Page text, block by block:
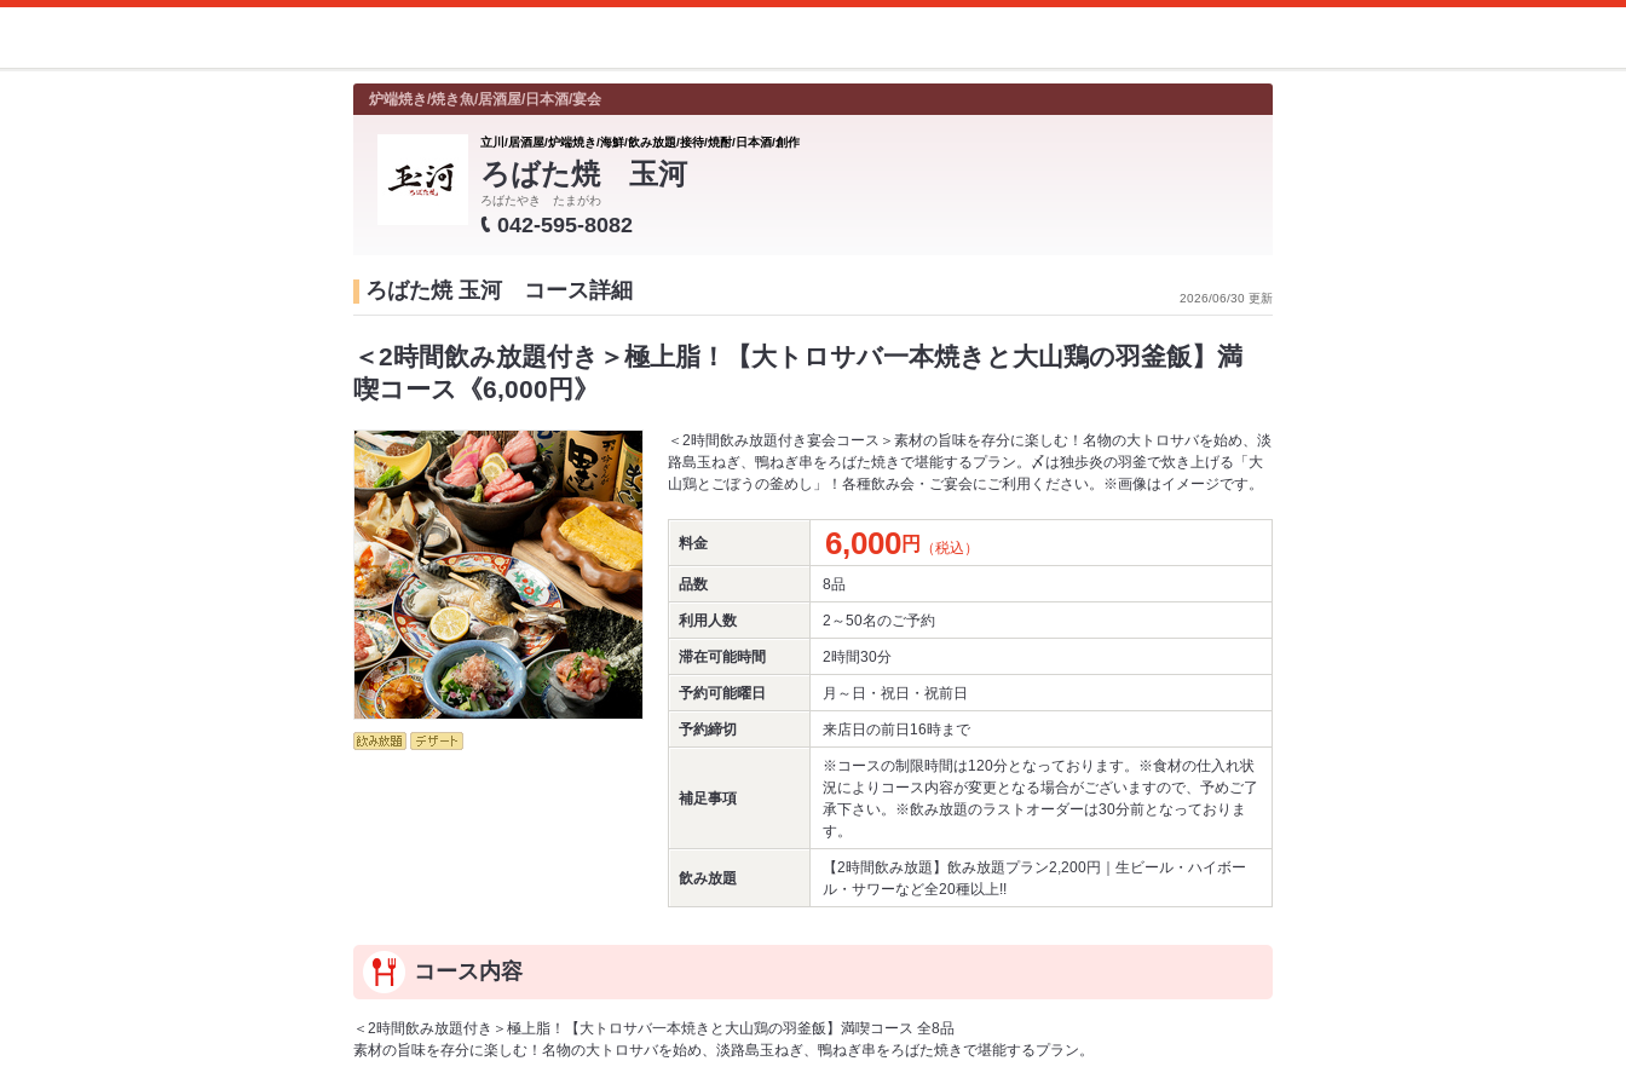
炉端焼き/焼き魚/居酒屋/日本酒/宴会
立川/居酒屋/炉端焼き/海鮮/飲み放題/接待/焼酎/日本酒/創作
ろばた焼 玉河
ろばたやき たまがわ
042-595-8082
2026/06/30 更新
ろばた焼 玉河 コース詳細
＜2時間飲み放題付き＞極上脂！【大トロサバ一本焼きと大山鶏の羽釜飯】満
喫コース《6,000円》
＜2時間飲み放題付き宴会コース＞素材の旨味を存分に楽しむ！名物の大トロサバを始め、淡
路島玉ねぎ、鴨ねぎ串をろばた焼きで堪能するプラン。〆は独歩炎の羽釜で炊き上げる「大
山鶏とごぼうの釜めし」！各種飲み会・ご宴会にご利用ください。※画像はイメージです。
料金 6,000円 （税込）
品数 8品
利用人数 2～50名のご予約
滞在可能時間 2時間30分
予約可能曜日 月～日・祝日・祝前日
予約締切 来店日の前日16時まで
補足事項
※コースの制限時間は120分となっております。※食材の仕入れ状
況によりコース内容が変更となる場合がございますので、予めご了
承下さい。※飲み放題のラストオーダーは30分前となっておりま
す。
飲み放題
【2時間飲み放題】飲み放題プラン2,200円｜生ビール・ハイボー
ル・サワーなど全20種以上!!
コース内容
＜2時間飲み放題付き＞極上脂！【大トロサバ一本焼きと大山鶏の羽釜飯】満喫コース 全8品
素材の旨味を存分に楽しむ！名物の大トロサバを始め、淡路島玉ねぎ、鴨ねぎ串をろばた焼きで堪能するプラン。